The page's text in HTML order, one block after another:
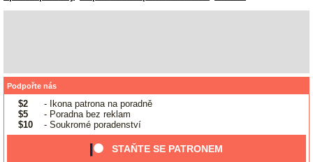
Podpořte nás
$2
- Ikona patrona na poradně
$5
- Poradna bez reklam
$10
- Soukromé poradenství
STAŇTE SE PATRONEM